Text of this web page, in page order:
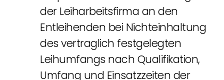
der Leiharbeitsfirma an den
Entleihenden bei Nichteinhaltung
des vertraglich festgelegten
Leihumfangs nach Qualifikation,
Umfang und Einsatzzeiten der